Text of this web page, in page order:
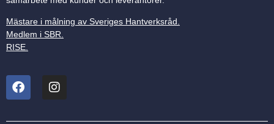
Mästare i målning av Sveriges Hantverksråd.
Medlem i SBR.
RISE.